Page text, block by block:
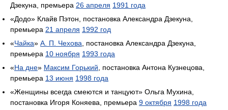
Дзекуна, премьера 26 апреля 1991 года
«Додо» Клайв Пэтон, постановка Александра Дзекуна,
премьера 21 апреля 1992 год
«Чайка» А. П. Чехова , постановка Александра Дзекуна,
премьера 10 ноября 1993 года
«На дне» Максим Горький , постановка Антона Кузнецова,
премьера 13 июня 1998 года
«Женщины всегда смеются и танцуют» Ольга Мухина,
постановка Игоря Коняева, премьера 9 октября 1998 года